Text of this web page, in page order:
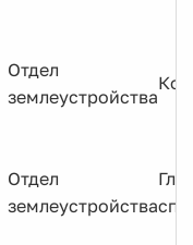
Отдел
землеустройства
Отдел
землеустройства